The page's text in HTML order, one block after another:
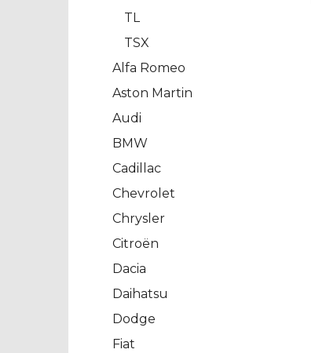
TL
TSX
Alfa Romeo
Aston Martin
Audi
BMW
Cadillac
Chevrolet
Chrysler
Citroën
Dacia
Daihatsu
Dodge
Fiat